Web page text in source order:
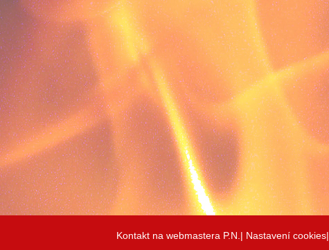
Kontakt na webmastera P.N.| Nastavení cookies|